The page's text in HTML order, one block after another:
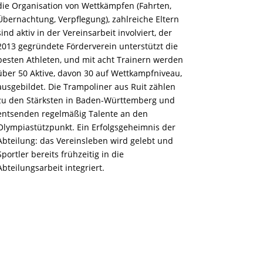
Organisation von Wettkämpfen (Fahrten,
Verpflegung), zahlreiche Eltern
aktiv in der Vereinsarbeit involviert, der
gegründete Förderverein unterstützt die
Athleten, und mit acht Trainern werden
50 Aktive, davon 30 auf Wettkampfniveau,
Die Trampoliner aus Ruit zählen
den Stärksten in Baden-Württemberg und
regelmäßig Talente an den
Ein Erfolgsgeheimnis der
das Vereinsleben wird gelebt und
bereits frühzeitig in die
integriert.